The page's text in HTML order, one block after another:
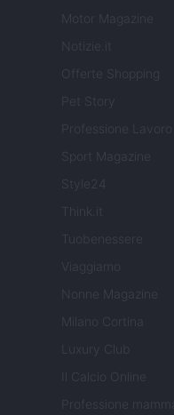
Motor Magazine
Notizie.it
Offerte Shopping
Professione Lavoro
Sport Magazine
Style24
Think.it
Tuobenessere
Viaggiamo
Nonne Magazine
Milano Cortina
Luxury Club
Il Calcio Online
Professione mamma